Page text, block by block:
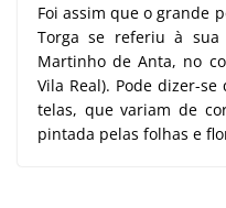
Foi assim que o grande
Torga se referiu à sua
Martinho de Anta, no
Vila Real). Pode dizer-
telas, que variam de
pintada pelas folhas e